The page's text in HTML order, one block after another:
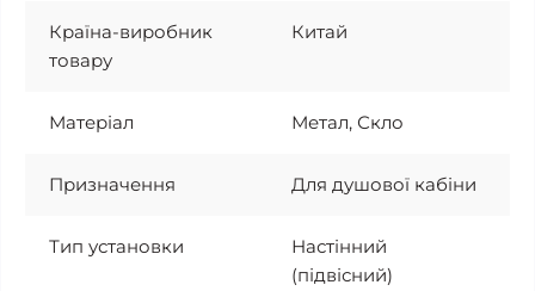
Країна-виробник
товару
Китай
Матеріал Метал, Скло
Призначення Для душової кабіни
Тип установки
Настінний
(підвісний)